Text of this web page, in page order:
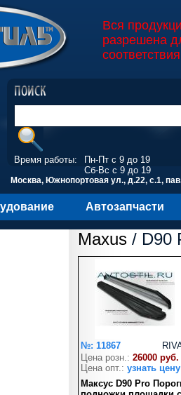
Вся
разрешена
Время работы:
Пн-Пт с 9 до 19
Сб-Вс с 9 до 19
Москва, Южнопортовая ул., д.22, с.1,
Автозапчасти
Maxus / D90
№: 11867
Цена розн.: 26000 руб.
Цена опт.: узнать цену
Максус D90 Pro